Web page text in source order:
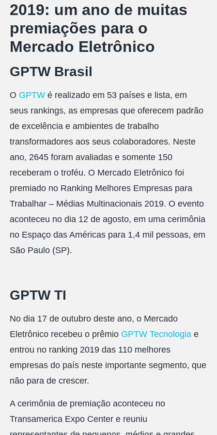
2019: um ano de muitas
premiações para o
Mercado Eletrônico
GPTW Brasil
O GPTW é realizado em 53 países e lista, em
seus rankings, as empresas que oferecem padrão
de excelência e ambientes de trabalho
transformadores aos seus colaboradores. Neste
ano, 2645 foram avaliadas e somente 150
receberam o troféu. O Mercado Eletrônico foi
premiado no Ranking Melhores Empresas para
Trabalhar – Médias Multinacionais 2019. O evento
aconteceu no dia 12 de agosto, em uma cerimônia
no Espaço das Américas para 1,4 mil pessoas, em
São Paulo (SP).
GPTW TI
No dia 17 de outubro deste ano, o Mercado
Eletrônico recebeu o prêmio GPTW Tecnologia e
entrou no ranking 2019 das 110 melhores
empresas do país neste importante segmento, que
não para de crescer.
A cerimônia de premiação aconteceu no
Transamerica Expo Center e reuniu